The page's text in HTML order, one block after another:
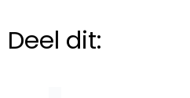
Deel dit: